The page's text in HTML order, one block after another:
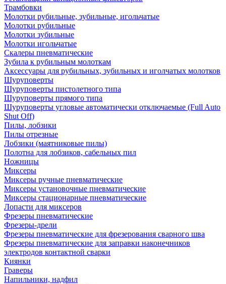
Трамбовки
Молотки рубильные, зубильные, игольчатые
Молотки рубильные
Молотки зубильные
Молотки игольчатые
Скалеры пневматические
Зубила к рубильным молоткам
Аксессуары для рубильных, зубильных и иголчатых молотков
Шуруповерты
Шуруповерты пистолетного типа
Шуруповерты прямого типа
Шуруповерты угловые автоматически отключаемые (Full Auto
Shut Off)
Пилы, лобзики
Пилы отрезные
Лобзики (маятниковые пилы)
Полотна для лобзиков, сабельных пил
Ножницы
Миксеры
Миксеры ручные пневматические
Миксеры установочные пневматические
Миксеры стационарные пневматические
Лопасти для миксеров
Фрезеры пневматические
Фрезеры-дрели
Фрезеры пневматические для фрезерования сварного шва
Фрезеры пневматические для заправки наконечников
электродов контактной сварки
Киянки
Граверы
Напильники, надфил